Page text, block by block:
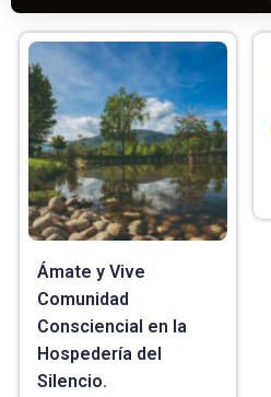
Ámate y Vive
Comunidad
Consciencial en la
Hospedería del
Silencio.